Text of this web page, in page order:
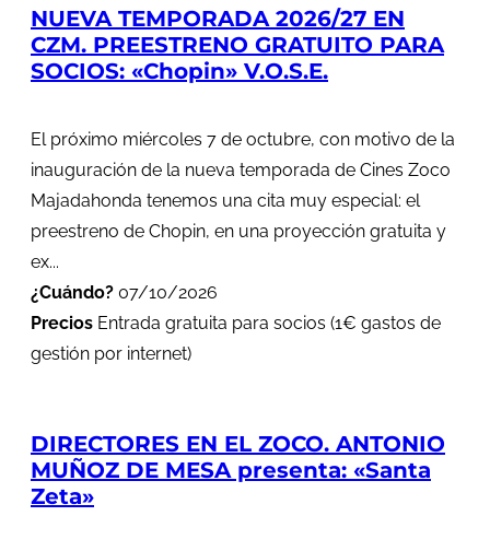
NUEVA TEMPORADA 2026/27 EN
CZM. PREESTRENO GRATUITO PARA
SOCIOS: «Chopin» V.O.S.E.
El próximo miércoles 7 de octubre, con motivo de la
inauguración de la nueva temporada de Cines Zoco
Majadahonda tenemos una cita muy especial: el
preestreno de Chopin, en una proyección gratuita y
ex...
¿Cuándo? 07/10/2026
Precios Entrada gratuita para socios (1€ gastos de
gestión por internet)
DIRECTORES EN EL ZOCO. ANTONIO
MUÑOZ DE MESA presenta: «Santa
Zeta»